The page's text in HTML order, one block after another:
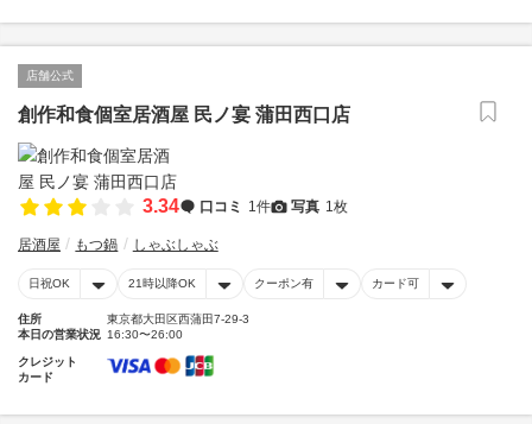
店舗公式
創作和食個室居酒屋 民ノ宴 蒲田西口店
3.34 口コミ 1件 写真 1枚
居酒屋 もつ鍋 しゃぶしゃぶ
日祝OK 21時以降OK クーポン有 カード可
住所
東京都大田区西蒲田7-29-3
本日の営業状況 16:30〜26:00
クレジット
カード